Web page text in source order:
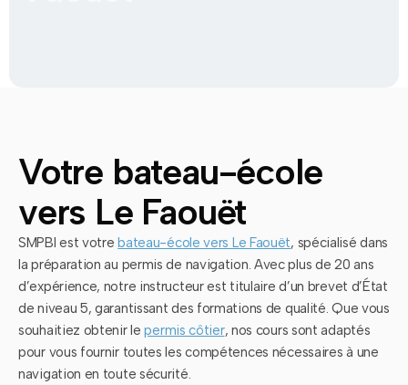
Votre bateau-école
vers Le Faouët
SMPBI est votrebateau-école vers Le Faouët, spécialisé dans
la préparation au permis de navigation. Avec plus de 20 ans
d’expérience, notre instructeur est titulaire d’un brevet d’État
de niveau 5, garantissant des formations de qualité. Que vous
souhaitiez obtenir lepermis côtier, nos cours sont adaptés
pour vous fournir toutes les compétences nécessaires à une
navigation en toute sécurité.